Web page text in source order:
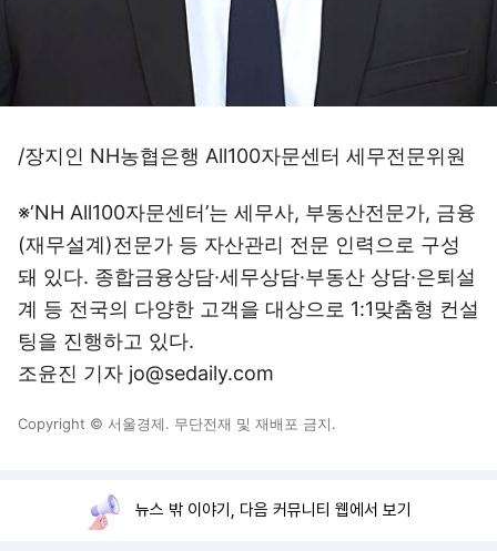
/장지인 NH농협은행 All100자문센터 세무전문위원
※‘NH All100자문센터’는 세무사, 부동산전문가, 금융
(재무설계)전문가 등 자산관리 전문 인력으로 구성
돼 있다. 종합금융상담·세무상담·부동산 상담·은퇴설
계 등 전국의 다양한 고객을 대상으로 1:1맞춤형 컨설
팅을 진행하고 있다.
조윤진 기자 jo@sedaily.com
Copyright © 서울경제. 무단전재 및 재배포 금지.
뉴스 밖 이야기, 다음 커뮤니티 웹에서 보기